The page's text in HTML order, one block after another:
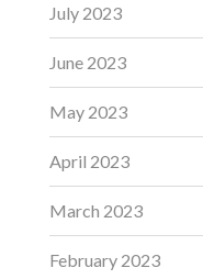
July 2023
June 2023
May 2023
April 2023
March 2023
February 2023